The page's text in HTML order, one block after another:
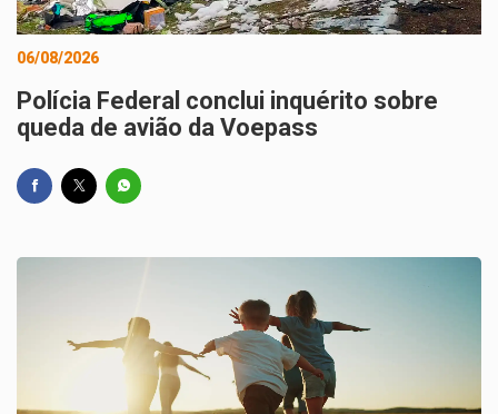
06/08/2026
Polícia Federal conclui inquérito sobre
queda de avião da Voepass